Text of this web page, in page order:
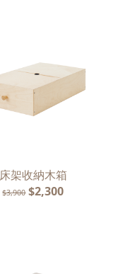
床架收納木箱
$3,900 $2,300